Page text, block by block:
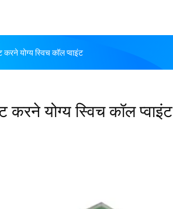
योग्य स्विच कॉल प्वाइंट
योग्य स्विच कॉल प्वाइंट